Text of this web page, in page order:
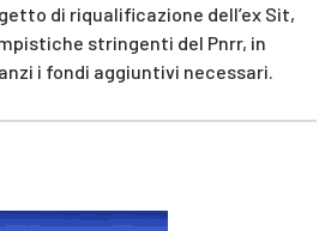
di riqualificazione dell’ex Sit,
stringenti del Pnrr, in
i fondi aggiuntivi necessari.